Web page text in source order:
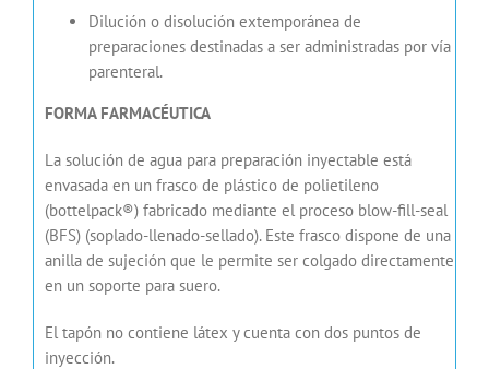
Dilución o disolución extemporánea de
preparaciones destinadas a ser administradas por vía
parenteral.
FORMA FARMACÉUTICA
La solución de agua para preparación inyectable está
envasada en un frasco de plástico de polietileno
(bottelpack®) fabricado mediante el proceso blow-fill-seal
(BFS) (soplado-llenado-sellado). Este frasco dispone de una
anilla de sujeción que le permite ser colgado directamente
en un soporte para suero.
El tapón no contiene látex y cuenta con dos puntos de
inyección.